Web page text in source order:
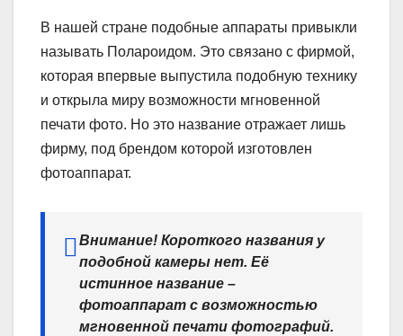
В нашей стране подобные аппараты привыкли
называть Полароидом. Это связано с фирмой,
которая впервые выпустила подобную технику
и открыла миру возможности мгновенной
печати фото. Но это название отражает лишь
фирму, под брендом которой изготовлен
фотоаппарат.
Внимание! Короткого названия у
подобной камеры нет. Её
истинное название –
фотоаппарат с возможностью
мгновенной печати фотографий.